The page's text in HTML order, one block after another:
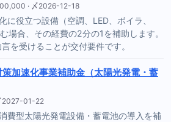
· 〆2026-12-18
に役立つ設備（空調、LED、ボイラ、
場合、その経費の2分の1を補助します。
を受けることが交付要件です。
加速化事業補助金（太陽光発電・蓄
2027-01-22
費型太陽光発電設備・蓄電池の導入を補